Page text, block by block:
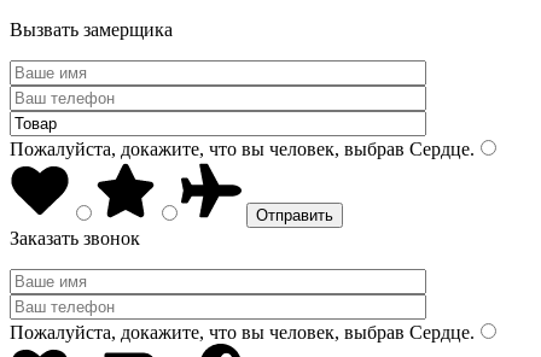
Вызвать замерщика
Пожалуйста, докажите, что вы человек, выбрав Сердце.
Заказать звонок
Пожалуйста, докажите, что вы человек, выбрав Сердце.